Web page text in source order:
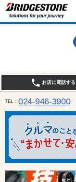
お店に電話する
TEL 024-946-3900
平日 9:30～19:00 日・祝日